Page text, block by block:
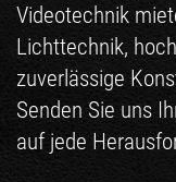
Videotechnik
Lichttechnik,
zuverlässige
Senden Sie uns
auf jede